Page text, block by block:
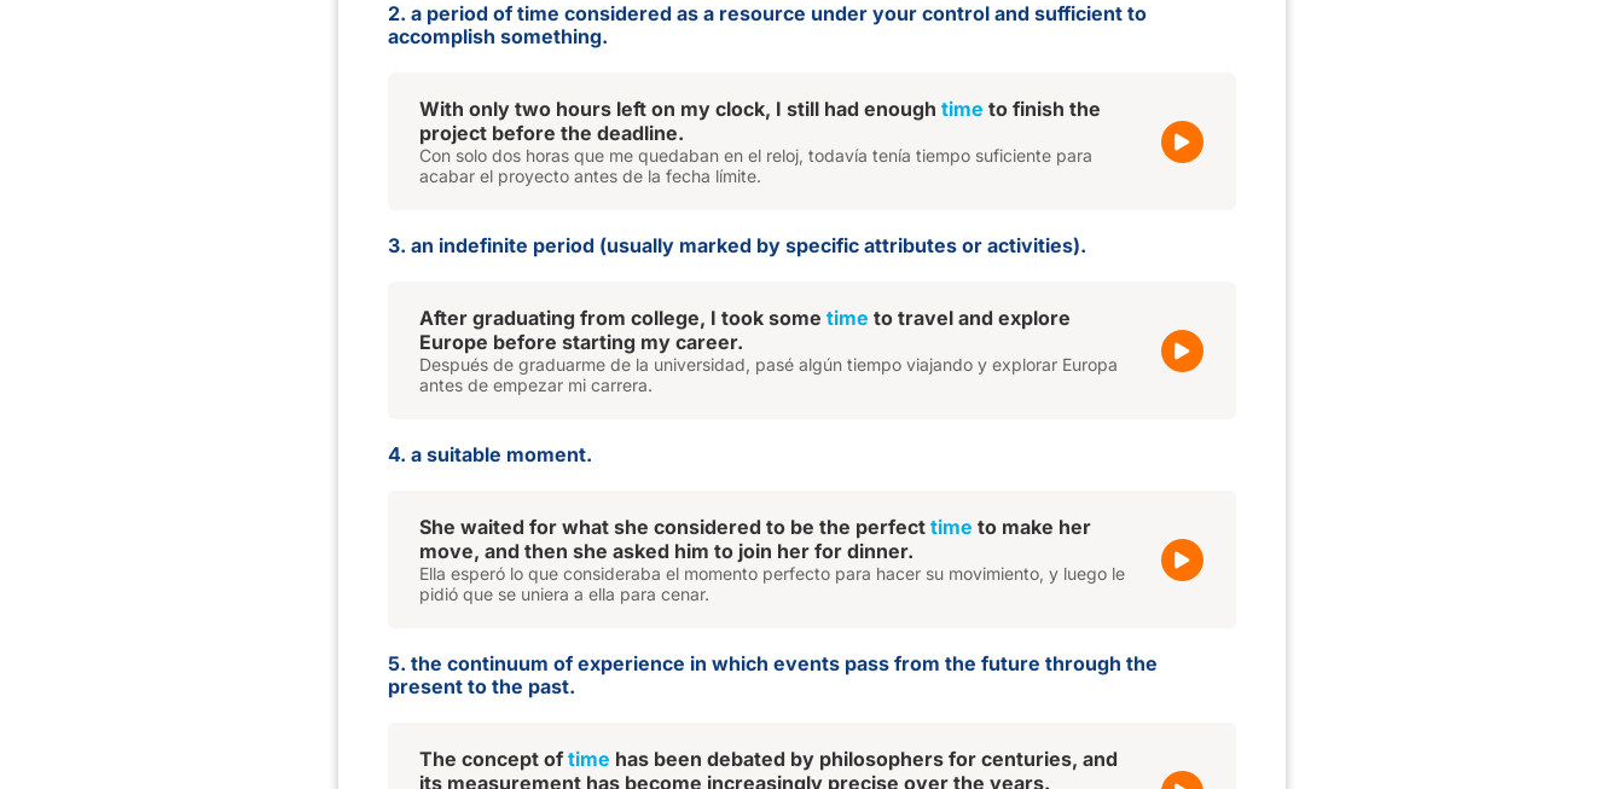
2. a period of time considered as a resource under your control and sufficient to
accomplish something.
With only two hours left on my clock, I still had enough time to finish the
project before the deadline.
Con solo dos horas que me quedaban en el reloj, todavía tenía tiempo suficiente para
acabar el proyecto antes de la fecha límite.
3. an indefinite period (usually marked by specific attributes or activities).
After graduating from college, I took some time to travel and explore
Europe before starting my career.
Después de graduarme de la universidad, pasé algún tiempo viajando y explorar Europa
antes de empezar mi carrera.
4. a suitable moment.
She waited for what she considered to be the perfect time to make her
move, and then she asked him to join her for dinner.
Ella esperó lo que consideraba el momento perfecto para hacer su movimiento, y luego le
pidió que se uniera a ella para cenar.
5. the continuum of experience in which events pass from the future through the
present to the past.
The concept of time has been debated by philosophers for centuries, and
its measurement has become increasingly precise over the years.